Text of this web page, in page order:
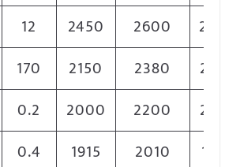
12 2450 2600
170 2150 2380
0.2 2000 2200
0.4 1915 2010